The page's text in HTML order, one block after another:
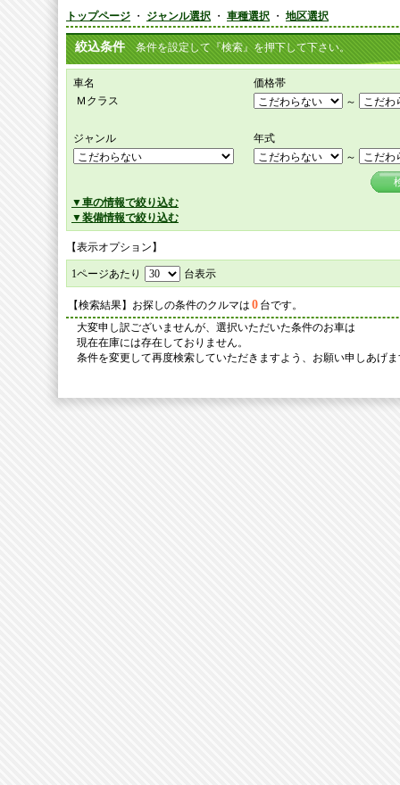
トップページ ・ ジャンル選択 ・ 車種選択 ・ 地区選択
絞込条件 条件を設定して『検索』を押下して下さい。
車名
価格帯
Ｍクラス
～
ジャンル
年式
～
▼車の情報で絞り込む
▼装備情報で絞り込む
【表示オプション】
1ページあたり 台表示
【検索結果】お探しの条件のクルマは 0 台です。
大変申し訳ございませんが、選択いただいた条件のお車は
現在在庫には存在しておりません。
条件を変更して再度検索していただきますよう、お願い申しあげ